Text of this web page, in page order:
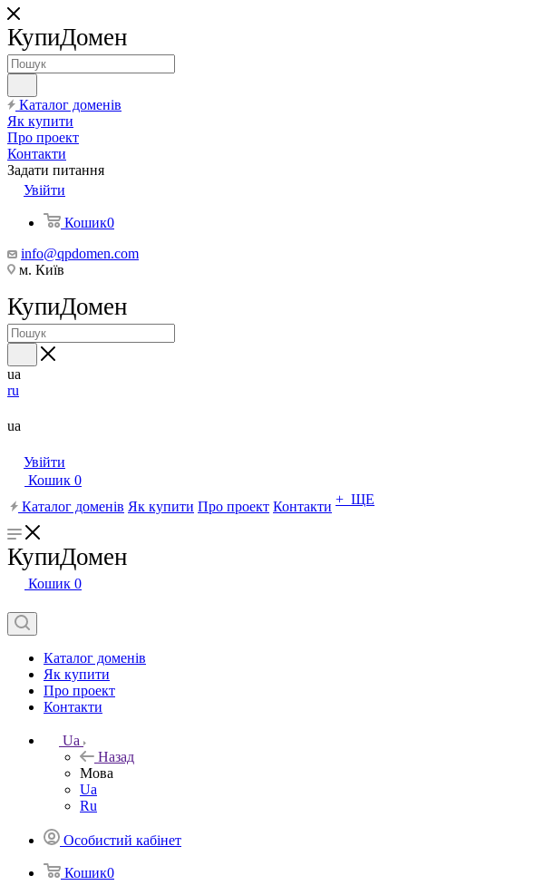
КупиДомен
Каталог доменів
Як купити
Про проект
Контакти
Задати питання
Увійти
Кошик0
info@qpdomen.com
м. Київ
КупиДомен
ua
ru
ua
Увійти
Кошик 0
Каталог доменів Як купити Про проект Контакти + ЩЕ
КупиДомен
Кошик 0
Каталог доменів
Як купити
Про проект
Контакти
Ua
Назад
Мова
Ua
Ru
Особистий кабінет
Кошик0